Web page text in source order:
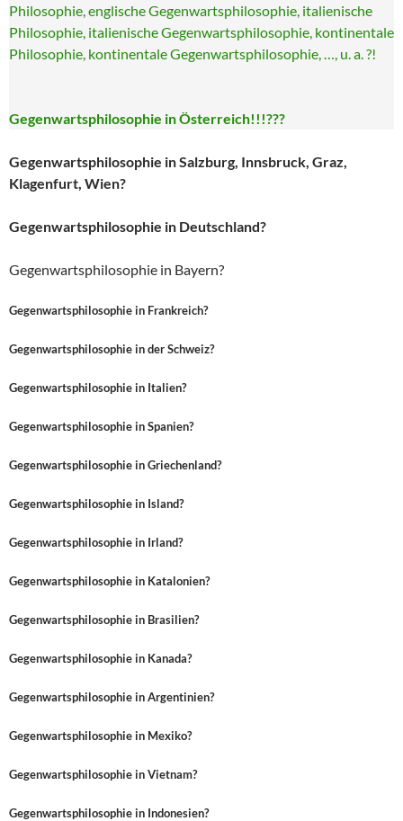
Philosophie, englische Gegenwartsphilosophie, italienische
Philosophie, italienische Gegenwartsphilosophie, kontinentale
Philosophie, kontinentale Gegenwartsphilosophie, …, u. a. ?!
Gegenwartsphilosophie in Österreich!!!???
Gegenwartsphilosophie in Salzburg, Innsbruck, Graz,
Klagenfurt, Wien?
Gegenwartsphilosophie in Deutschland?
Gegenwartsphilosophie in Bayern?
Gegenwartsphilosophie in Frankreich?
Gegenwartsphilosophie in der Schweiz?
Gegenwartsphilosophie in Italien?
Gegenwartsphilosophie in Spanien?
Gegenwartsphilosophie in Griechenland?
Gegenwartsphilosophie in Island?
Gegenwartsphilosophie in Irland?
Gegenwartsphilosophie in Katalonien?
Gegenwartsphilosophie in Brasilien?
Gegenwartsphilosophie in Kanada?
Gegenwartsphilosophie in Argentinien?
Gegenwartsphilosophie in Mexiko?
Gegenwartsphilosophie in Vietnam?
Gegenwartsphilosophie in Indonesien?